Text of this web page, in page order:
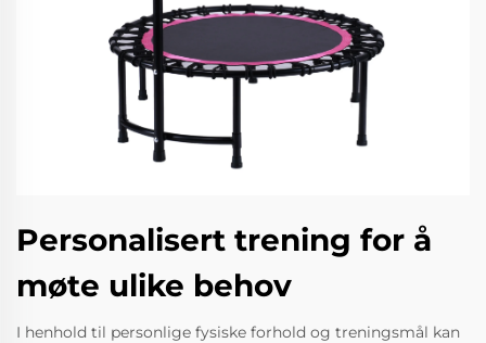
Personalisert trening for å
møte ulike behov
I henhold til personlige fysiske forhold og treningsmål kan